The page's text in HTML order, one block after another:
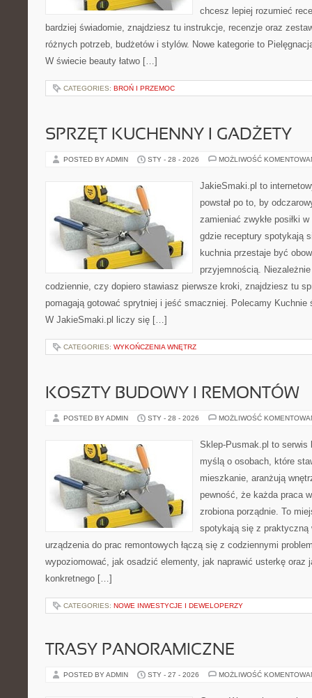
chcesz lepiej rozumieć
bardziej świadomie, znajdziesz tu instrukcje, recenzje oraz
różnych potrzeb, budżetów i stylów. Nowe kategorie to
W świecie beauty łatwo […]
CATEGORIES: BROŃ I PRZEMOC
SPRZĘT KUCHENNY I GADŻETY
POSTED BY ADMIN STY - 28 - 2026 MOŻLIWOŚĆ
JakieSmaki.pl to
powstał po to, by
zamieniać zwykłe posiłki
gdzie receptury spotykają
kuchnia przestaje być
przyjemnością.
codziennie, czy dopiero stawiasz pierwsze kroki, znajdziesz tu
pomagają gotować sprytniej i jeść smaczniej. Polecamy Kuchnie
W JakieSmaki.pl liczy się […]
CATEGORIES: WYKOŃCZENIA WNĘTRZ
KOSZTY BUDOWY I REMONTÓW
POSTED BY ADMIN STY - 28 - 2026 MOŻLIWOŚĆ
Sklep-Pusmak.pl to serwis
myślą o osobach, które
mieszkanie, aranżują
pewność, że każda praca
zrobiona porządnie. To
spotykają się z
urządzenia do prac remontowych łączą się z codziennymi
wypoziomować, jak osadzić elementy, jak naprawić usterkę oraz
konkretnego […]
CATEGORIES: NOWE INWESTYCJE I DEWELOPERZY
TRASY PANORAMICZNE
POSTED BY ADMIN STY - 27 - 2026 MOŻLIWOŚĆ